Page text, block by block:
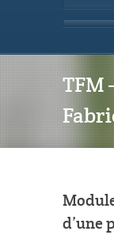
TFM
d’une